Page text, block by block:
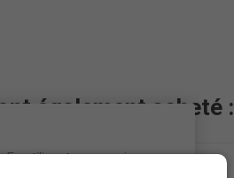
également acheté :
utilisant nos services,